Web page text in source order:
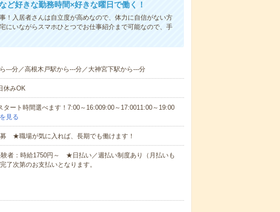
ど好きな勤務時間×好きな曜日で働く！
！入居者さんは自立度が高めなので、体力に自信がない方
にいながらスマホひとつでお仕事紹介まで可能なので、手
---分／高根木戸駅から---分／大神宮下駅から---分
休みOK
ート時間選べます！7:00～16:009:00～17:0011:00～19:00
見る
★職場が気に入れば、長期でも働けます！
者：時給1750円～ ★日払い／週払い制度あり（月払いも
次第のお支払いとなります。